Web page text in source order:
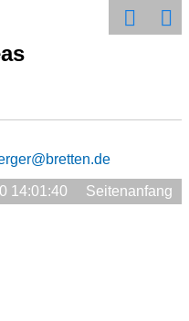
14:01:40 Seitenanfang